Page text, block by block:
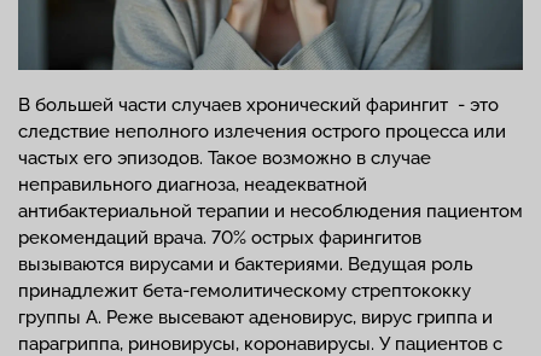
В большей части случаев хронический фарингит - это
следствие неполного излечения острого процесса или
частых его эпизодов. Такое возможно в случае
неправильного диагноза, неадекватной
антибактериальной терапии и несоблюдения пациентом
рекомендаций врача. 70% острых фарингитов
вызываются вирусами и бактериями. Ведущая роль
принадлежит бета-гемолитическому стрептококку
группы А. Реже высевают аденовирус, вирус гриппа и
парагриппа, риновирусы, коронавирусы. У пациентов с